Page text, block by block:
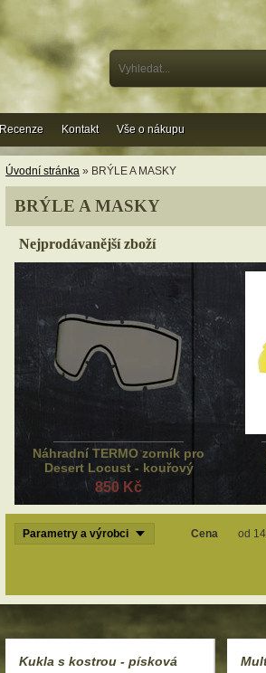
Úvodní stránka » BRÝLE A MASKY
BRÝLE A MASKY
Nejprodávanější zboží
Náhradní TERMO zorník pro
Desert Locust - kouřový
850 Kč
Parametry a výrobci Cena
Kukla s kostrou - písková
Recenze Kontakt Vše o nákupu